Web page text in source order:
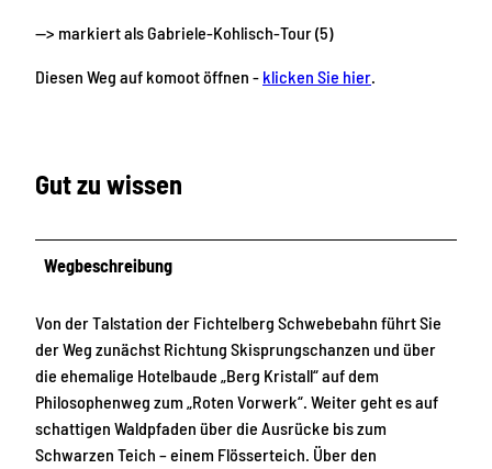
--> markiert als Gabriele-Kohlisch-Tour (5)
Diesen Weg auf komoot öffnen - klicken Sie hier.
Gut zu wissen
Wegbeschreibung
Von der Talstation der Fichtelberg Schwebebahn führt Sie
der Weg zunächst Richtung Skisprungschanzen und über
die ehemalige Hotelbaude „Berg Kristall“ auf dem
Philosophenweg zum „Roten Vorwerk“. Weiter geht es auf
schattigen Waldpfaden über die Ausrücke bis zum
Schwarzen Teich – einem Flösserteich. Über den